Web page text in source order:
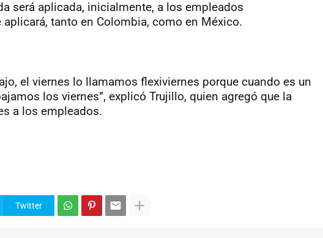
será aplicada, inicialmente, a los empleados
tanto en Colombia, como en México.
el viernes lo llamamos flexiviernes porque cuando es un
los viernes”, explicó Trujillo, quien agregó que la
a los empleados.
Twitter